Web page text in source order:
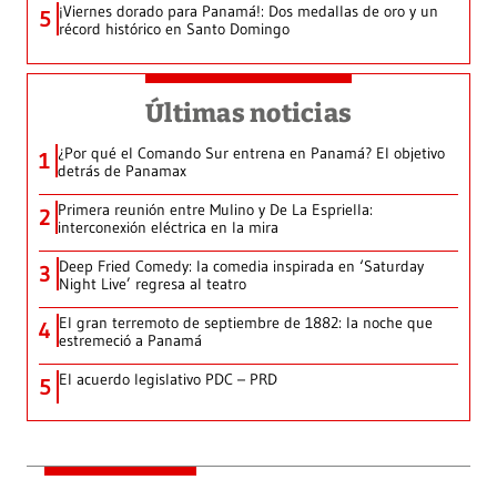
5 ¡Viernes dorado para Panamá!: Dos medallas de oro y un
récord histórico en Santo Domingo
Últimas noticias
1 ¿Por qué el Comando Sur entrena en Panamá? El objetivo
detrás de Panamax
2 Primera reunión entre Mulino y De La Espriella:
interconexión eléctrica en la mira
3 Deep Fried Comedy: la comedia inspirada en ‘Saturday
Night Live’ regresa al teatro
4 El gran terremoto de septiembre de 1882: la noche que
estremeció a Panamá
5 El acuerdo legislativo PDC – PRD